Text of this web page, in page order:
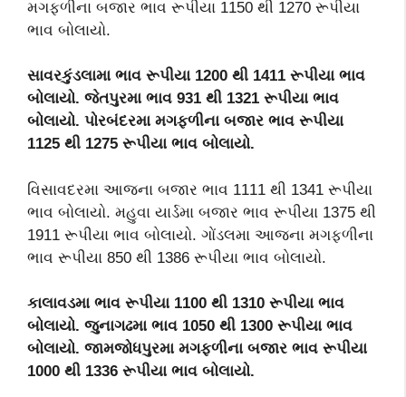
મગફળીના બજાર ભાવ રૂપીયા 1150 થી 1270 રૂપીયા
ભાવ બોલાયો.
સાવરકુંડલામા ભાવ રૂપીયા 1200 થી 1411 રૂપીયા ભાવ
બોલાયો. જેતપુરમા ભાવ 931 થી 1321 રૂપીયા ભાવ
બોલાયો. પોરબંદરમા મગફળીના બજાર ભાવ રૂપીયા
1125 થી 1275 રૂપીયા ભાવ બોલાયો.
વિસાવદરમા આજના બજાર ભાવ 1111 થી 1341 રૂપીયા
ભાવ બોલાયો. મહુવા યાર્ડમા બજાર ભાવ રૂપીયા 1375 થી
1911 રૂપીયા ભાવ બોલાયો. ગોંડલમા આજના મગફળીના
ભાવ રૂપીયા 850 થી 1386 રૂપીયા ભાવ બોલાયો.
કાલાવડમા ભાવ રૂપીયા 1100 થી 1310 રૂપીયા ભાવ
બોલાયો. જુનાગઢમા ભાવ 1050 થી 1300 રૂપીયા ભાવ
બોલાયો. જામજોધપુરમા મગફળીના બજાર ભાવ રૂપીયા
1000 થી 1336 રૂપીયા ભાવ બોલાયો.